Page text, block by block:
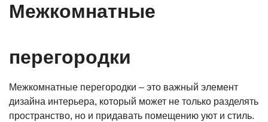
Межкомнатные
перегородки
Межкомнатные перегородки – это важный элемент
дизайна интерьера, который может не только разделять
пространство, но и придавать помещению уют и стиль.